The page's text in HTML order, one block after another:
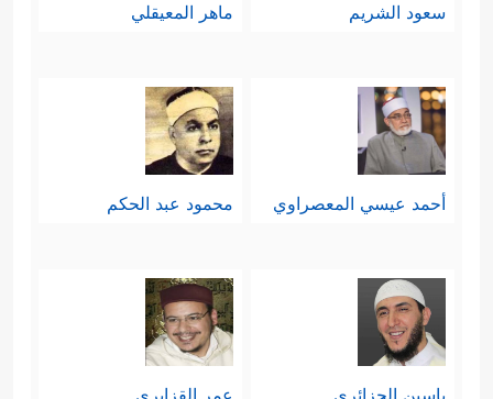
سعود الشريم ماهر المعيقلي
أحمد عيسي المعصراوي محمود عبد الحكم
ياسين الجزائري عمر القزابري